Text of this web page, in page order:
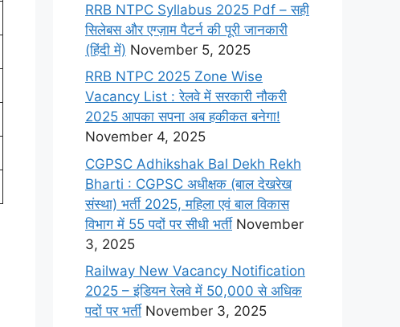
RRB NTPC Syllabus 2025 Pdf – सही
सिलेबस और एग्ज़ाम पैटर्न की पूरी जानकारी
(हिंदी में) November 5, 2025
RRB NTPC 2025 Zone Wise
Vacancy List : रेलवे में सरकारी नौकरी
2025 आपका सपना अब हकीकत बनेगा!
November 4, 2025
CGPSC Adhikshak Bal Dekh Rekh
Bharti : CGPSC अधीक्षक (बाल देखरेख
संस्था) भर्ती 2025, महिला एवं बाल विकास
विभाग में 55 पदों पर सीधी भर्ती November
3, 2025
Railway New Vacancy Notification
2025 – इंडियन रेलवे में 50,000 से अधिक
पदों पर भर्ती November 3, 2025